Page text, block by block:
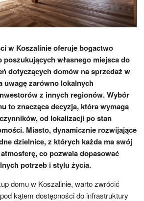
w Koszalinie oferuje bogactwo
własnego miejsca do
dotyczących domów na sprzedaż w
uwagę zarówno lokalnych
z innych regionów. Wybór
to znacząca decyzja, która wymaga
od lokalizacji po stan
Miasto, dynamicznie rozwijające
dzielnice, z których każda ma swój
co pozwala dopasować
potrzeb i stylu życia.
domu w Koszalinie, warto zwrócić
kątem dostępności do infrastruktury